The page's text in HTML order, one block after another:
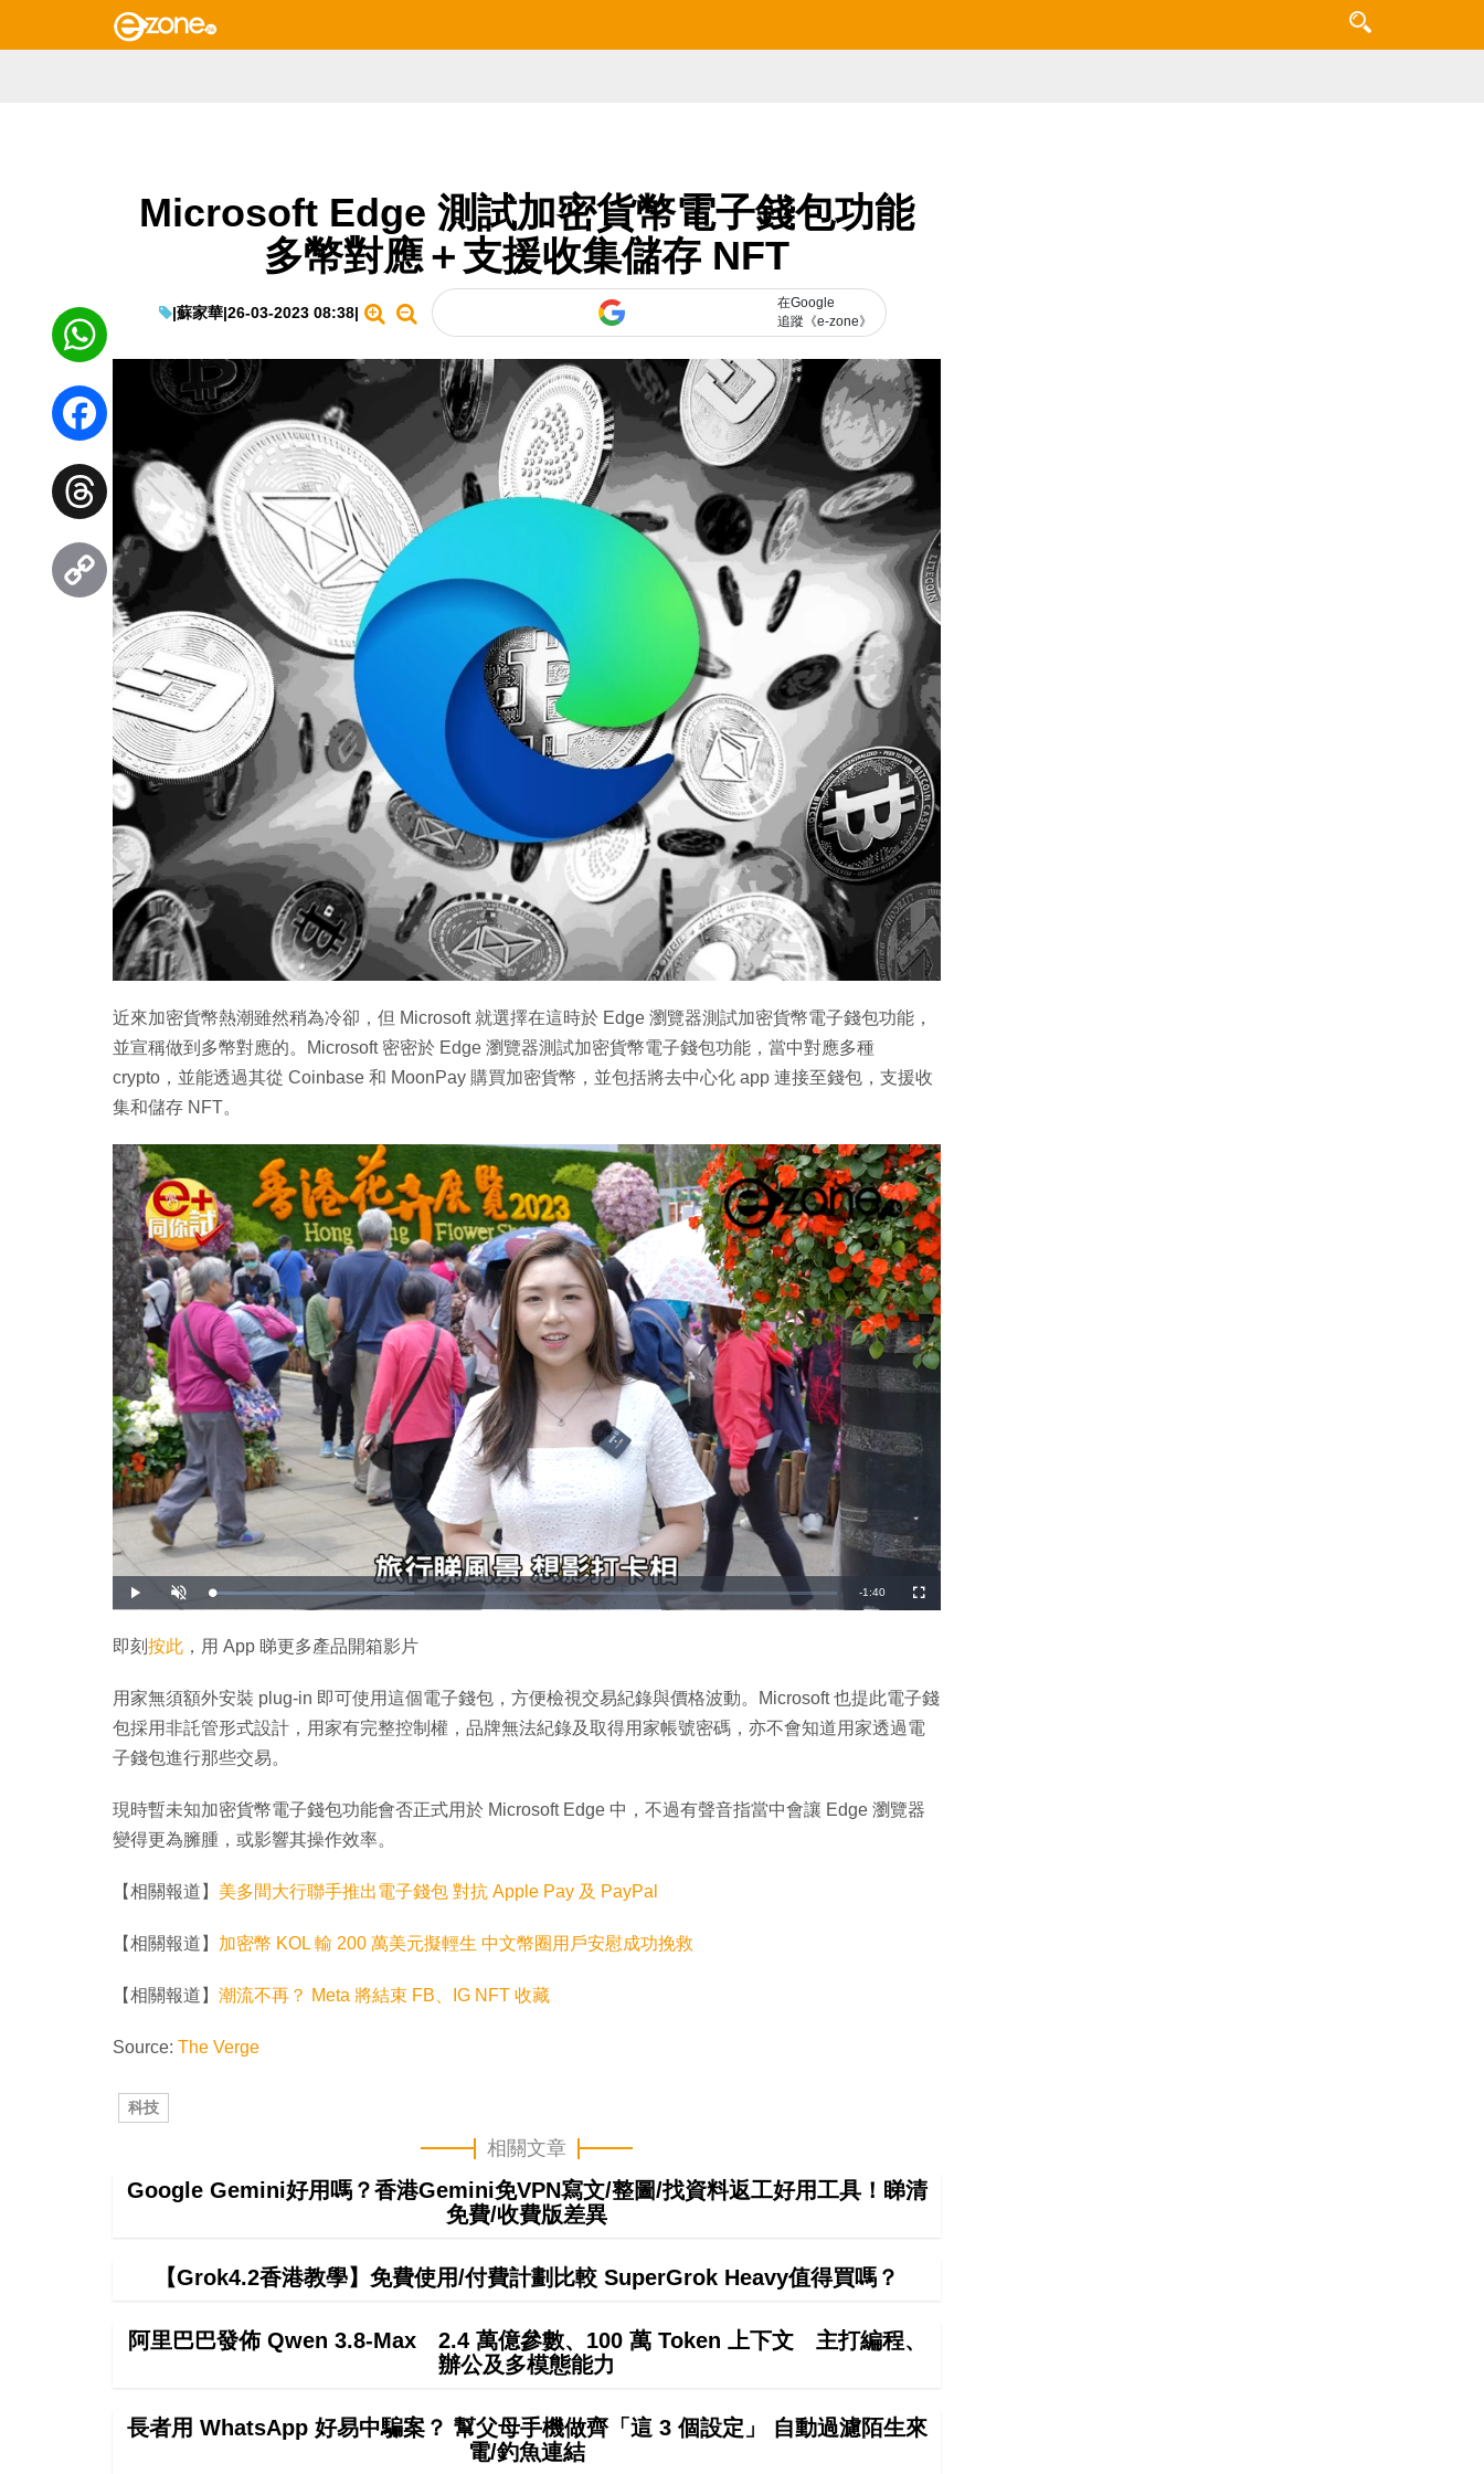
Microsoft Edge 測試加密貨幣電子錢包功能
多幣對應＋支援收集儲存 NFT
|蘇家華|26-03-2023 08:38|
在Google
追蹤《e-zone》
近來加密貨幣熱潮雖然稍為冷卻，但 Microsoft 就選擇在這時於 Edge 瀏覽器測試加密貨幣電子錢包功能，
並宣稱做到多幣對應的。Microsoft 密密於 Edge 瀏覽器測試加密貨幣電子錢包功能，當中對應多種
crypto，並能透過其從 Coinbase 和 MoonPay 購買加密貨幣，並包括將去中心化 app 連接至錢包，支援收
集和儲存 NFT。
播
放
開
啟
載
入
:
3
0
%
剩
間
-1:40
全
螢
即刻 按此 ，用 App 睇更多產品開箱影片
用家無須額外安裝 plug-in 即可使用這個電子錢包，方便檢視交易紀錄與價格波動。Microsoft 也提此電子錢
包採用非託管形式設計，用家有完整控制權，品牌無法紀錄及取得用家帳號密碼，亦不會知道用家透過電
子錢包進行那些交易。
現時暫未知加密貨幣電子錢包功能會否正式用於 Microsoft Edge 中，不過有聲音指當中會讓 Edge 瀏覽器
變得更為臃腫，或影響其操作效率。
【相關報道】 美多間大行聯手推出電子錢包 對抗 Apple Pay 及 PayPal
【相關報道】 加密幣 KOL 輸 200 萬美元擬輕生 中文幣圈用戶安慰成功挽救
【相關報道】 潮流不再？ Meta 將結束 FB、IG NFT 收藏
Source: The Verge
科技
相關文章
Google Gemini好用嗎？香港Gemini免VPN寫文/整圖/找資料返工好用工具！睇清
免費/收費版差異
【Grok4.2香港教學】免費使用/付費計劃比較 SuperGrok Heavy值得買嗎？
阿里巴巴發佈 Qwen 3.8-Max 2.4 萬億參數、100 萬 Token 上下文 主打編程、
辦公及多模態能力
長者用 WhatsApp 好易中騙案？ 幫父母手機做齊「這 3 個設定」 自動過濾陌生來
電/釣魚連結
WhatsApp
Facebook
Threads
Copy
Link